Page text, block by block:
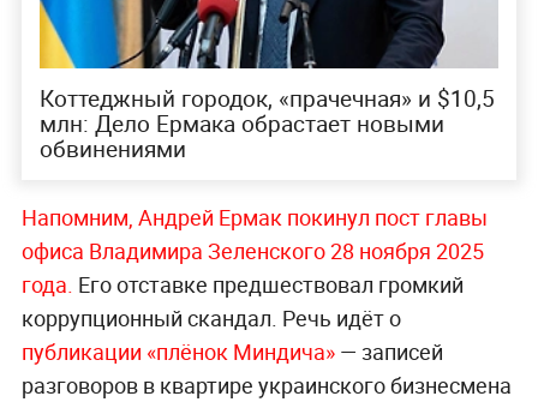
Коттеджный городок, «прачечная» и $10,5
млн: Дело Ермака обрастает новыми
обвинениями
Напомним, Андрей Ермак покинул пост главы
офиса Владимира Зеленского 28 ноября 2025
года. Его отставке предшествовал громкий
коррупционный скандал. Речь идёт о
публикации «плёнок Миндича»— записей
разговоров в квартире украинского бизнесмена